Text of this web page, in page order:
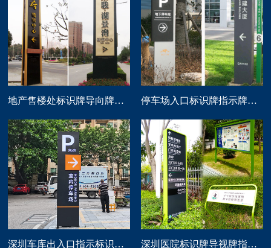
地产售楼处标识牌导向牌精神堡垒制作 停车场入口标识牌指示牌导向牌定做
深圳车库出入口指示标识牌制作 深圳医院标识牌导视牌指示路牌设计制作